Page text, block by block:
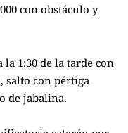
con obstáculo y
1:30 de la tarde con
salto con pértiga
de jabalina.